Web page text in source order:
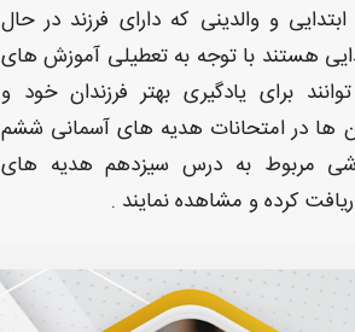
و والدینی که دارای فرزند در حال
هستند با توجه به تعطیلی آموزش های
برای یادگیری بهتر فرزندان خود و
ها در امتحانات هدیه های آسمانی ششم
مربوط به درس سیزدهم هدیه های
کرده و مشاهده نمایند .